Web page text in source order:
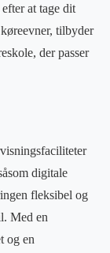
at tage dit
tilbyder
der passer
digitale
fleksibel og
Med en
og en